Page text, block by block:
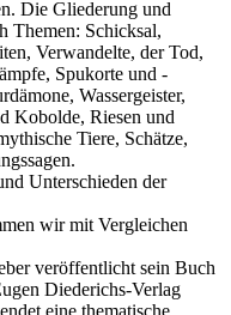
Die Gliederung und
Themen: Schicksal,
Verwandelte, der Tod,
Spukorte und -
Wassergeister,
Kobolde, Riesen und
Tiere, Schätze,
Unterschieden der
wir mit Vergleichen
veröffentlicht sein Buch
Diederichs-Verlag
eine thematische